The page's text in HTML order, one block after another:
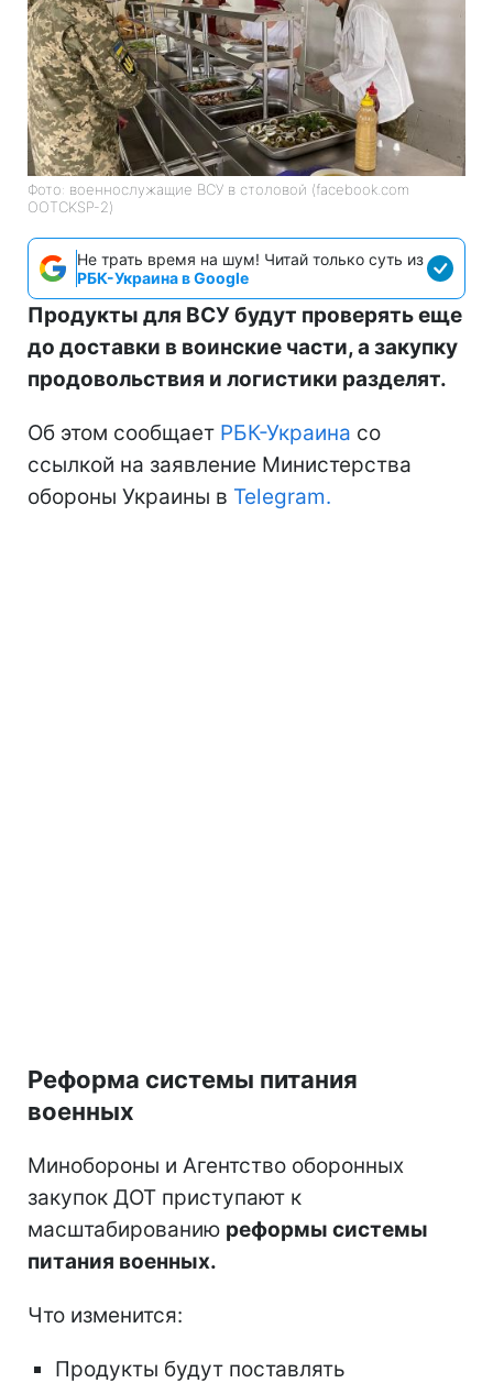
Фото: военнослужащие ВСУ в столовой (facebook.com
OOTCKSP-2)
Не трать время на шум! Читай только суть из
РБК-Украина в Google
Продукты для ВСУ будут проверять еще
до доставки в воинские части, а закупку
продовольствия и логистики разделят.
Об этом сообщает РБК-Украина со
ссылкой на заявление Министерства
обороны Украины в Telegram.
Реформа системы питания
военных
Минобороны и Агентство оборонных
закупок ДОТ приступают к
масштабированию реформы системы
питания военных.
Что изменится:
Продукты будут поставлять